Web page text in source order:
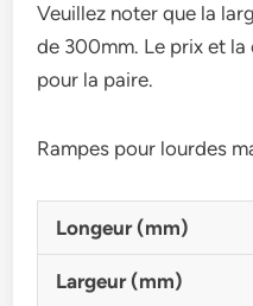
Veuillez noter que la
de 300mm. Le prix et
pour la paire.
Rampes pour lourdes
Longeur (mm)
Largeur (mm)